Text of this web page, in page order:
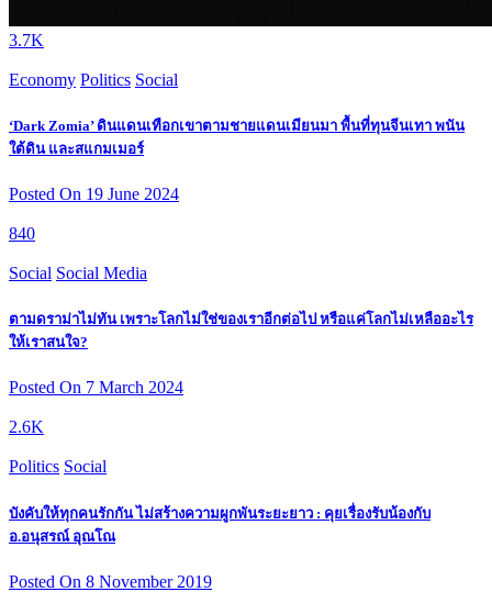
3.7K
Economy Politics Social
‘Dark Zomia’ ดินแดนเทือกเขาตามชายแดนเมียนมา พื้นที่ทุนจีนเทา พนัน
ใต้ดิน และสแกมเมอร์
Posted On 19 June 2024
840
Social Social Media
ตามดราม่าไม่ทัน เพราะโลกไม่ใช่ของเราอีกต่อไป หรือแค่โลกไม่เหลืออะไร
ให้เราสนใจ?
Posted On 7 March 2024
2.6K
Politics Social
บังคับให้ทุกคนรักกัน ไม่สร้างความผูกพันระยะยาว : คุยเรื่องรับน้องกับ
อ.อนุสรณ์ อุณโณ
Posted On 8 November 2019